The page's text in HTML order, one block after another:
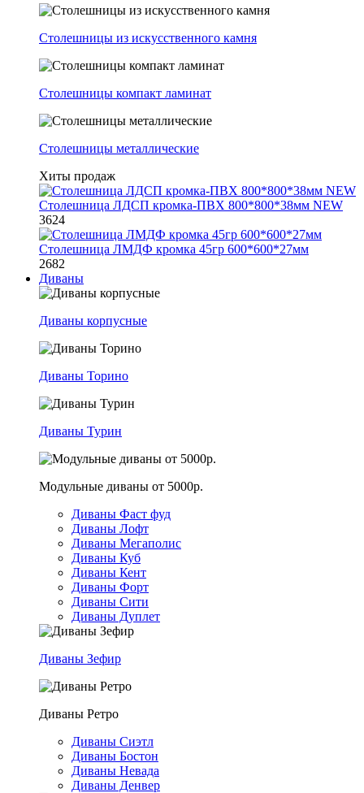
Столешницы из искусственного камня
Столешницы компакт ламинат
Столешницы металлические
Хиты продаж
Столешница ЛДСП кромка-ПВХ 800*800*38мм NEW
3624
Столешница ЛМДФ кромка 45гр 600*600*27мм
2682
Диваны
Диваны корпусные
Диваны Торино
Диваны Турин
Модульные диваны от 5000р.
Диваны Фаст фуд
Диваны Лофт
Диваны Мегаполис
Диваны Куб
Диваны Кент
Диваны Форт
Диваны Сити
Диваны Дуплет
Диваны Зефир
Диваны Ретро
Диваны Сиэтл
Диваны Бостон
Диваны Невада
Диваны Денвер